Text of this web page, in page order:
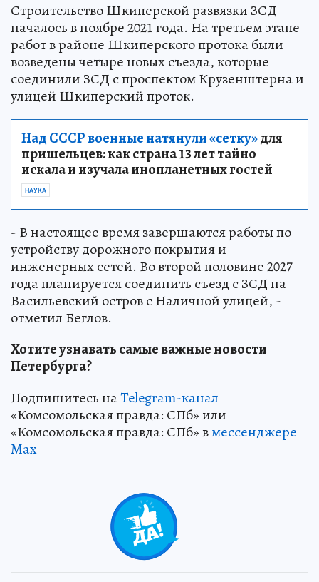
Строительство Шкиперской развязки ЗСД
началось в ноябре 2021 года. На третьем этапе
работ в районе Шкиперского протока были
возведены четыре новых съезда, которые
соединили ЗСД с проспектом Крузенштерна и
улицей Шкиперский проток.
Над СССР военные натянули «сетку»для
пришельцев: как страна 13 лет тайно
искала и изучала инопланетных гостей
НАУКА
- В настоящее время завершаются работы по
устройству дорожного покрытия и
инженерных сетей. Во второй половине 2027
года планируется соединить съезд с ЗСД на
Васильевский остров с Наличной улицей, -
отметил Беглов.
Хотите узнавать самые важные новости
Петербурга?
Подпишитесь наTelegram-канал
«Комсомольская правда: СПб» или
«Комсомольская правда: СПб» вмессенджере
Max